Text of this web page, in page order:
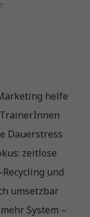
helfe
Dauerstress
zeitlose
und
umsetzbar
System –